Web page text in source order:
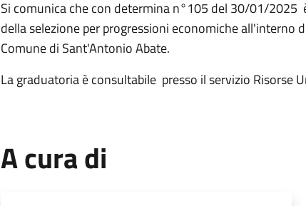
Si comunica che con determina n°105 del 30/01/2025
della selezione per progressioni economiche all'interno
Comune di Sant'Antonio Abate.
La graduatoria è consultabile presso il servizio Risorse
A cura di